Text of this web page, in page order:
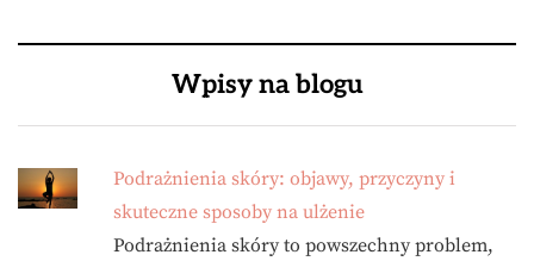
Wpisy na blogu
Podrażnienia skóry: objawy, przyczyny i
skuteczne sposoby na ulżenie
Podrażnienia skóry to powszechny problem,